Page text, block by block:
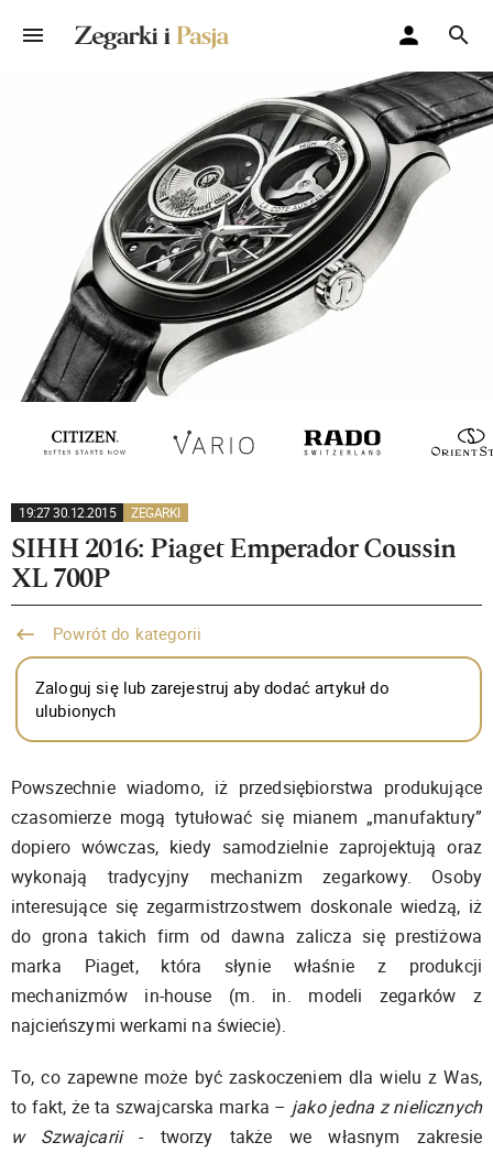
19:27 30.12.2015 ZEGARKI
SIHH 2016: Piaget Emperador Coussin
XL 700P
Powrót do kategorii
Zaloguj się lub zarejestruj aby dodać artykuł do
ulubionych
Powszechnie wiadomo, iż przedsiębiorstwa produkujące
czasomierze mogą tytułować się mianem „manufaktury”
dopiero wówczas, kiedy samodzielnie zaprojektują oraz
wykonają tradycyjny mechanizm zegarkowy. Osoby
interesujące się zegarmistrzostwem doskonale wiedzą, iż
do grona takich firm od dawna zalicza się prestiżowa
marka Piaget, która słynie właśnie z produkcji
mechanizmów in-house (m. in. modeli zegarków z
najcieńszymi werkami na świecie).
To, co zapewne może być zaskoczeniem dla wielu z Was,
to fakt, że ta szwajcarska marka – jako jedna z nielicznych
w Szwajcarii- tworzy także we własnym zakresie